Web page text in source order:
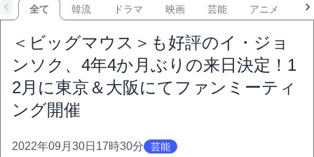
全て 韓流 ドラマ 映画 芸能 アニメ
＜ビッグマウス＞も好評のイ・ジョ
ンソク、4年4か月ぶりの来日決定！1
2月に東京＆大阪にてファンミーティ
ング開催
2022年09月30日17時30分 芸能